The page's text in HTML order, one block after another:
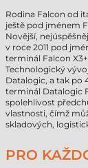
Rodina Falcon od
ještě pod jménem
Novější,
v roce 2011 pod
terminál Falcon
Technologický
Datalogic, a tak po
terminál Datalogic
spolehlivost
vlastnosti, čímž
skladových,
PRO